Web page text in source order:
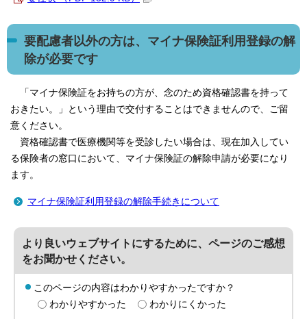
要配慮者以外の方は、マイナ保険証利用登録の解
除が必要です
「マイナ保険証をお持ちの方が、念のため資格確認書を持って
おきたい。」という理由で交付することはできませんので、ご留
意ください。
資格確認書で医療機関等を受診したい場合は、現在加入してい
る保険者の窓口において、マイナ保険証の解除申請が必要になり
ます。
マイナ保険証利用登録の解除手続きについて
より良いウェブサイトにするために、ページのご感想
をお聞かせください。
このページの内容はわかりやすかったですか？
わかりやすかった
わかりにくかった